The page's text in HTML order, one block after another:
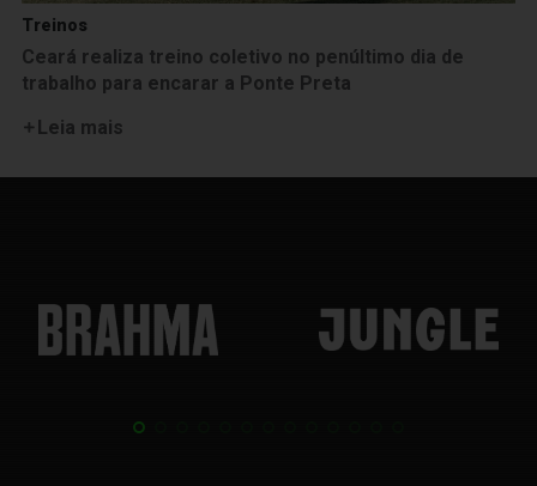
Treinos
Ceará realiza treino coletivo no penúltimo dia de
trabalho para encarar a Ponte Preta
Leia mais